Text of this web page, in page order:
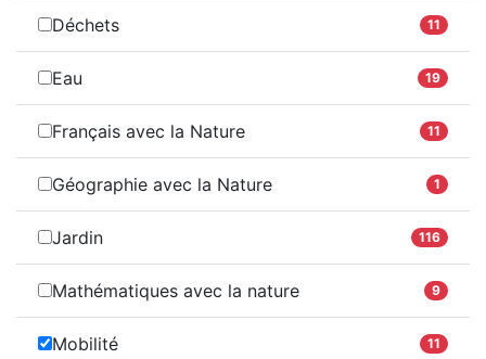
Déchets 11
Eau 19
Français avec la Nature 11
Géographie avec la Nature 1
Jardin 116
Mathématiques avec la nature 9
Mobilité 11